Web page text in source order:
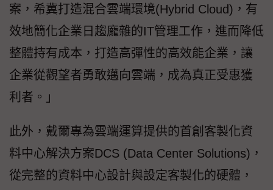
案，希冀打造混合雲端環境(Hybrid Cloud)，有
效地簡化企業日趨龐雜的IT管理工作，進而降低
整體持有成本，打造高彈性的高效能企業，讓
企業從觀望者勇敢邁向雲端，成為真正受惠獲
利者。」
此外，戴爾專為雲端運算提供的首創客製化資
料中心解決方案DCS (Data Center Solutions)，
從完整的資料中心設計與設定客製化的硬體，